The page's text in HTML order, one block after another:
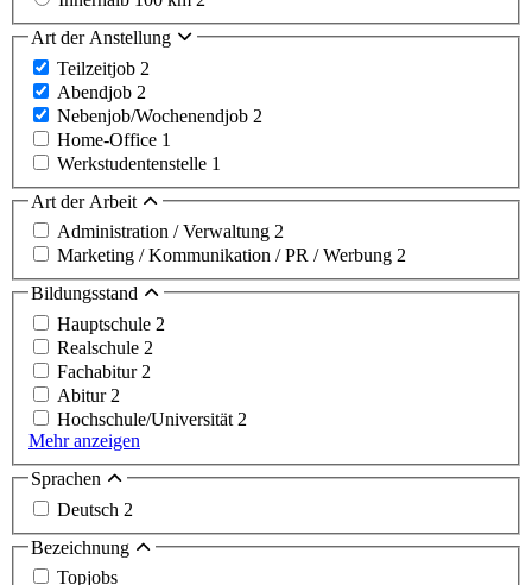
Art der Anstellung
Teilzeitjob 2
Abendjob 2
Nebenjob/Wochenendjob 2
Home-Office 1
Werkstudentenstelle 1
Art der Arbeit
Administration / Verwaltung 2
Marketing / Kommunikation / PR / Werbung 2
Bildungsstand
Hauptschule 2
Realschule 2
Fachabitur 2
Abitur 2
Hochschule/Universität 2
Mehr anzeigen
Sprachen
Deutsch 2
Bezeichnung
Topjobs